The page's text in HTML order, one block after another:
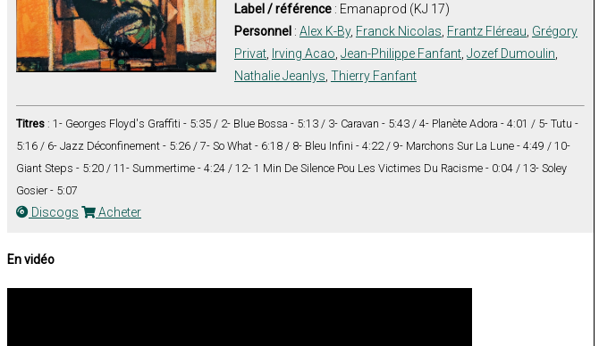
Label / référence: Emanaprod (KJ 17)
Personnel : Alex K-By, Franck Nicolas Frantz Fléreau Grégory
Privat, Irving Acao Jean-Philippe Fanfant, Jozef Dumoulin
Nathalie Jeanlys Thierry Fanfant
Titres : 1- Georges Floyd's Graffiti - 5:35 / 2- Blue Bossa - 5:13 / 3- Caravan - 5:43 / 4- Planète Adora - 4:01 / 5- Tutu -
5:16 / 6- Jazz Déconfinement - 5:26 / 7- So What - 6:18 / 8- Bleu Infini - 4:22 / 9- Marchons Sur La Lune - 4:49 / 10-
Giant Steps - 5:20 / 11- Summertime - 4:24 / 12- 1 Min De Silence Pou Les Victimes Du Racisme - 0:04 / 13- Soley
Gosier - 5:07
Discogs Acheter
En vidéo